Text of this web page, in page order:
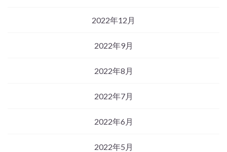
2022年12月
2022年9月
2022年8月
2022年7月
2022年6月
2022年5月